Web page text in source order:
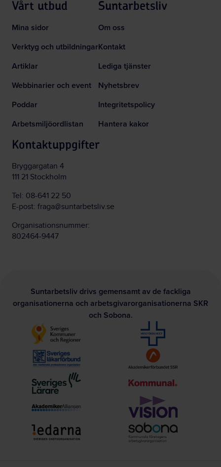
Vårt utbud
Mina sidor
Verktyg och utbildningar
Artiklar
Webbinarier och event
Poddar
Arbetsmiljöordlistan
Suntarbetsliv
Om oss
Kontakt
Lediga tjänster
Nyhetsbrev
Integritetspolicy
Hantera kakor
Kontaktuppgifter
Bryggargatan 4
111 21 Stockholm
Tel: 08-641 22 50
E-post: fraga@suntarbetsliv.se
Organisationsnummer:
802464-9447
Suntarbetsliv drivs gemensamt av de fackliga
organisationerna och arbetsgivarorganisationerna SKR
och Sobona.